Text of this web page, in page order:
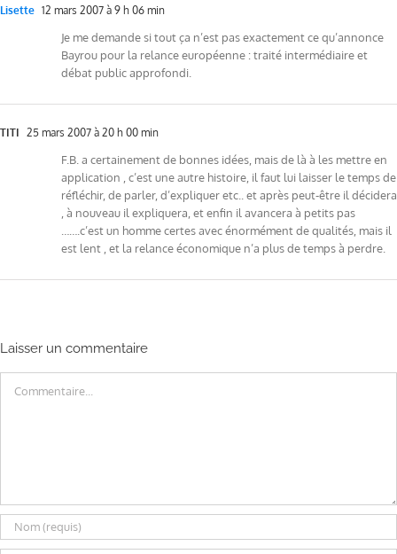
Lisette 12 mars 2007 à 9 h 06 min
Je me demande si tout ça n’est pas exactement ce qu’annonce
Bayrou pour la relance européenne : traité intermédiaire et
débat public approfondi.
TITI 25 mars 2007 à 20 h 00 min
F.B. a certainement de bonnes idées, mais de là à les mettre en
application , c’est une autre histoire, il faut lui laisser le temps de
réfléchir, de parler, d’expliquer etc.. et après peut-être il décidera
, à nouveau il expliquera, et enfin il avancera à petits pas
…….c’est un homme certes avec énormément de qualités, mais il
est lent , et la relance économique n’a plus de temps à perdre.
Laisser un commentaire